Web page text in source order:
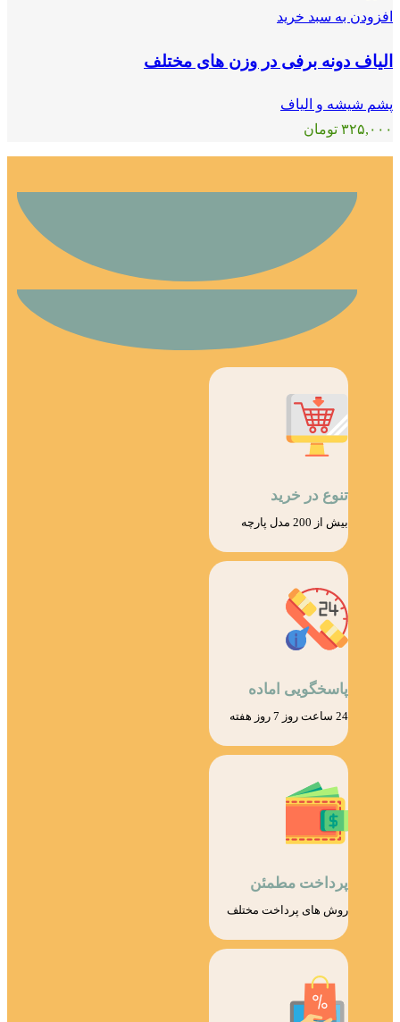
افزودن به سبد خرید
الیاف دونه برفی در وزن های مختلف
پشم شیشه و الیاف
۳۲۵,۰۰۰ تومان
تنوع در خرید
بیش از 200 مدل پارچه
پاسخگویی اماده
24 ساعت روز 7 روز هفته
پرداخت مطمئن
روش های پرداخت مختلف